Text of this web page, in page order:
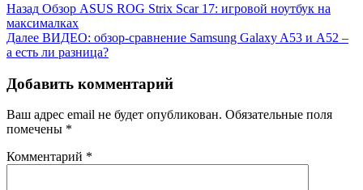
Назад Обзор ASUS ROG Strix Scar 17: игровой ноутбук на
максималках
Далее ВИДЕО: обзор-сравнение Samsung Galaxy A53 и A52 –
а есть ли разница?
Добавить комментарий
Ваш адрес email не будет опубликован. Обязательные поля
помечены *
Комментарий *